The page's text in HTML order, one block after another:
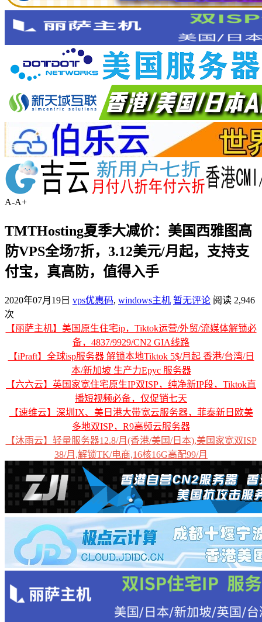
A-A+
TMTHosting夏季大减价：美国西雅图高
防VPS全场7折，3.12美元/月起，支持支
付宝，真高防，值得入手
2020年07月19日 vps优惠码, windows主机 暂无评论 阅读 2,946
次
【丽萨主机】美国原生住宅ip，Tiktok运营/外贸/流媒体解锁必
备，4837/9929/CN2 GIA线路
【iPraft】全球isp服务器 解锁本地Tiktok 5$/月起 香港/台湾/日
本/新加坡 生产力Epyc 服务器
【六六云】英国家宽住宅原生IP双ISP，纯净新IP段，Tiktok直
播短视频必备，仅促销七天
【速维云】深圳IX、美日港大带宽云服务器，菲泰新日欧美
多地双ISP，R9高频云服务器
【沐雨云】轻量服务器12.8/月(香港/美国/日本),美国家宽双ISP
38/月,解锁TK/电商,16核16G高配99/月